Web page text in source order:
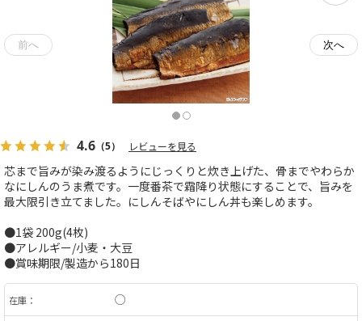
4.6 （5） レビューを見る
芯まで旨みが染み渡るようにじっくりと炊き上げた、骨までやわらか
なにしんのうま煮です。一度番茶で霜降り状態にすることで、旨みを
最大限引き立てました。にしんそばやにしん丼も楽しめます。
●1袋 200g(4枚)
●アレルギー/小麦・大豆
●賞味期限/製造から180日
在庫： ○